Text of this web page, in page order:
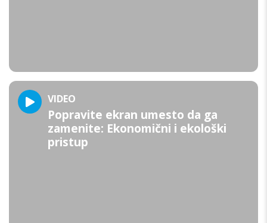
VIDEO
Popravite ekran umesto da ga
zamenite: Ekonomični i ekološki
pristup